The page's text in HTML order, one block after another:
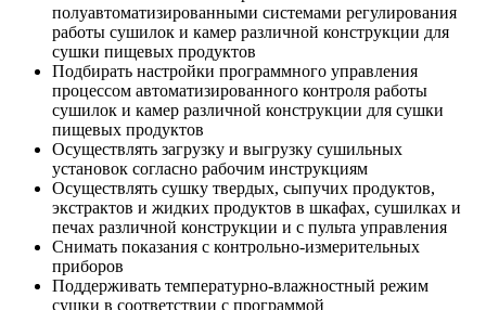
полуавтоматизированными системами регулирования
работы сушилок и камер различной конструкции для
сушки пищевых продуктов
Подбирать настройки программного управления
процессом автоматизированного контроля работы
сушилок и камер различной конструкции для сушки
пищевых продуктов
Осуществлять загрузку и выгрузку сушильных
установок согласно рабочим инструкциям
Осуществлять сушку твердых, сыпучих продуктов,
экстрактов и жидких продуктов в шкафах, сушилках и
печах различной конструкции и с пульта управления
Снимать показания с контрольно-измерительных
приборов
Поддерживать температурно-влажностный режим
сушки в соответствии с программой